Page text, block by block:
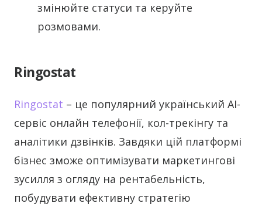
змінюйте статуси та керуйте
розмовами.
Ringostat
Ringostat – це популярний український АІ-
сервіс онлайн телефонії, кол-трекінгу та
аналітики дзвінків. Завдяки цій платформі
бізнес зможе оптимізувати маркетингові
зусилля з огляду на рентабельність,
побудувати ефективну стратегію